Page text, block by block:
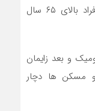
کرده اند. عده ای خصوصا خانم ها و افراد بالای ۶۵ سال
و بعد زایمان
مسکن ها دچار